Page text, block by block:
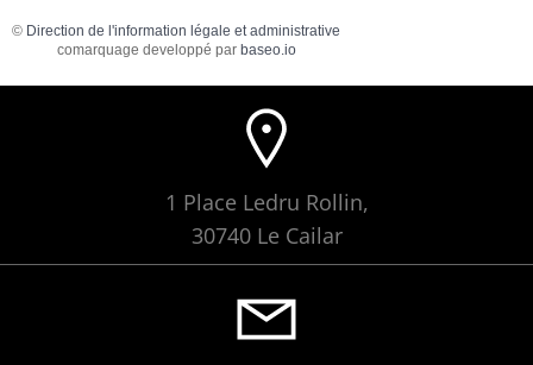
© Direction de l'information légale et administrative
comarquage developpé par baseo.io
1 Place Ledru Rollin,
30740 Le Cailar